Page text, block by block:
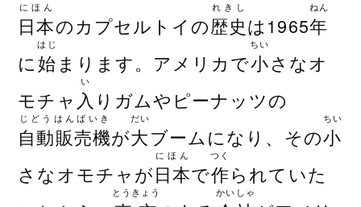
日本
にほん
のカプセルトイの歴史
れきし
は1965年
ねん
に始
はじ
まります。アメリカで小
ちい
さなオ
モチャ 入
い
りガムやピーナッツの
自動販売機
じどうはんばいき
が大
だい
ブームになり、その小
ちい
さなオモチャが日本
にほん
で作
つく
られていた
とうきょう かいしゃ